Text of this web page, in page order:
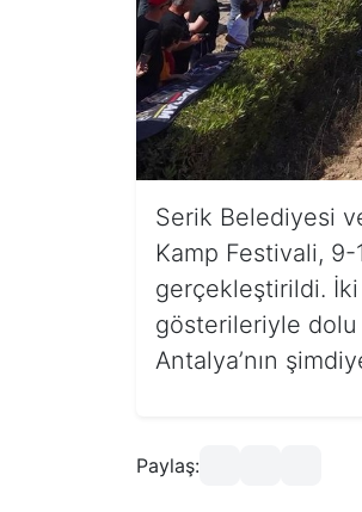
Serik Belediyesi
Kamp Festivali,
gerçekleştirildi.
gösterileriyle dolu
Antalya’nın
Paylaş: